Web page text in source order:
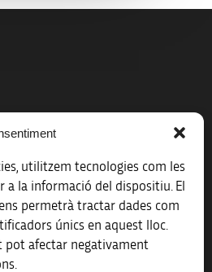
utilitzem tecnologies com les
la informació del dispositiu. El
permetrà tractar dades com
únics en aquest lloc.
pot afectar negativament
de tractament